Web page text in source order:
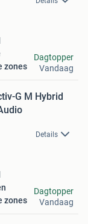
zones
Dagtopper
Vandaag
G M Hybrid
Details
zones
Dagtopper
Vandaag